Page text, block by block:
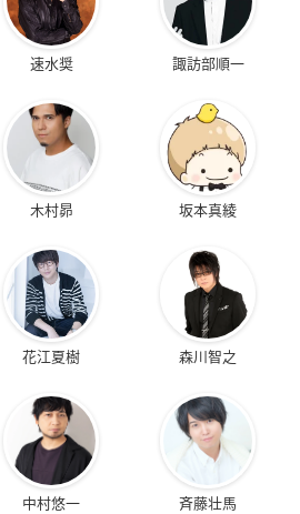
速水奨 諏訪部順一
木村昴 坂本真綾
花江夏樹 森川智之
中村悠一 斉藤壮馬